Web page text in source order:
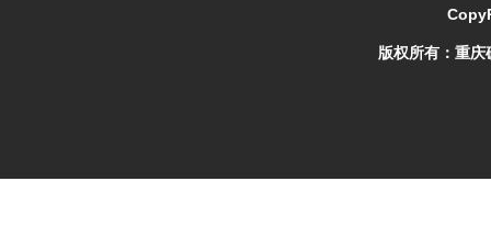
版权所有： 重庆